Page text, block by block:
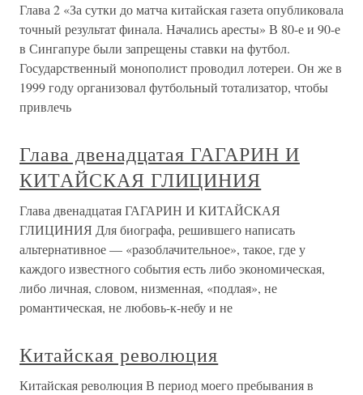
Глава 2 «За сутки до матча китайская газета опубликовала
точный результат финала. Начались аресты» В 80-е и 90-е
в Сингапуре были запрещены ставки на футбол.
Государственный монополист проводил лотереи. Он же в
1999 году организовал футбольный тотализатор, чтобы
привлечь
Глава двенадцатая ГАГАРИН И
КИТАЙСКАЯ ГЛИЦИНИЯ
Глава двенадцатая ГАГАРИН И КИТАЙСКАЯ
ГЛИЦИНИЯ Для биографа, решившего написать
альтернативное — «разоблачительное», такое, где у
каждого известного события есть либо экономическая,
либо личная, словом, низменная, «подлая», не
романтическая, не любовь-к-небу и не
Китайская революция
Китайская революция В период моего пребывания в